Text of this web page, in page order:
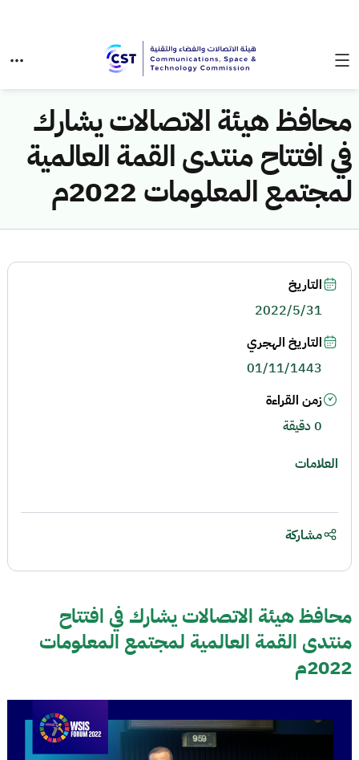
محافظ هيئة الاتصالات يشارك
في افتتاح منتدى القمة العالمية
لمجتمع المعلومات 2022م
محافظ هيئة الاتصالات يشارك في افتتاح
منتدى القمة العالمية لمجتمع المعلومات
2022م
التاريخ
2022/5/31
التاريخ الهجري
01/11/1443
زمن القراءة
0 دقيقة
العلامات
مشاركة